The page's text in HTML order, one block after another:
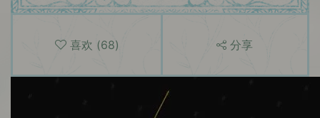
喜欢 (68) 分享